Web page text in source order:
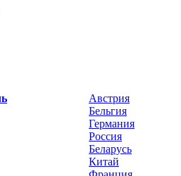
Австрия
Бельгия
Германия
Россия
Беларусь
Китай